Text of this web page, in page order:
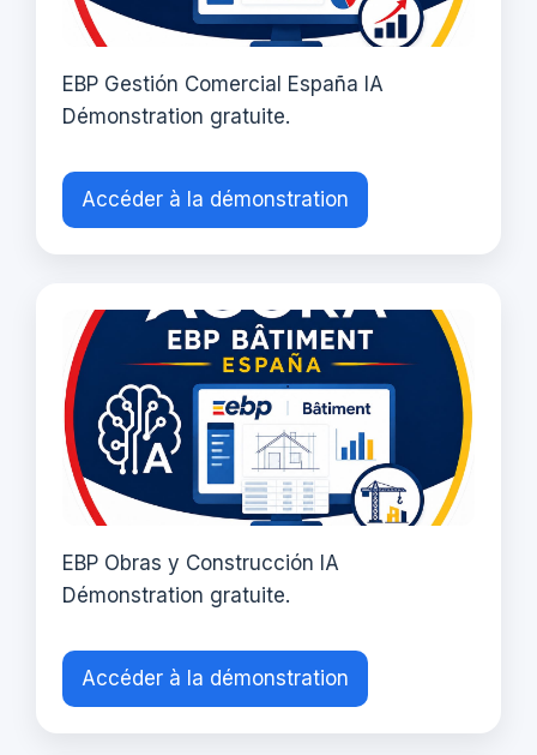
EBP Gestión Comercial España IA
Démonstration gratuite.
Accéder à la démonstration
EBP Obras y Construcción IA
Démonstration gratuite.
Accéder à la démonstration